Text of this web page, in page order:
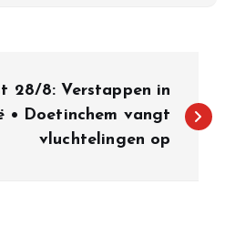
28/8: Verstappen in
• Doetinchem vangt
vluchtelingen op